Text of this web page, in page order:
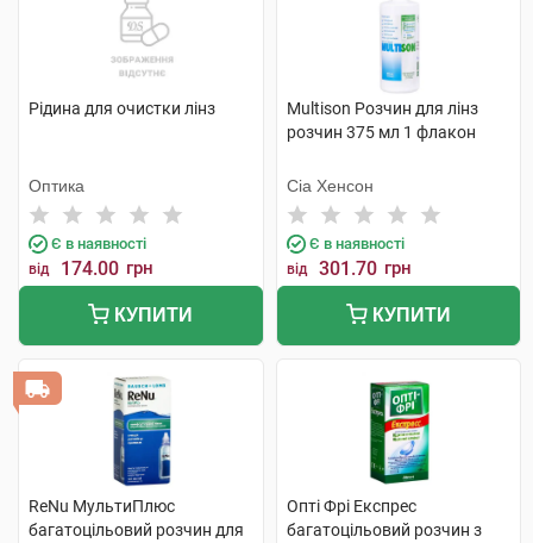
Рідина для очистки лінз
Оптика
Є в наявності
від 174.00 грн
КУПИТИ
Multison Розчин для лінз
розчин 375 мл 1 флакон
Сіа Хенсон
Є в наявності
від 301.70 грн
КУПИТИ
ReNu МультиПлюс
багатоцільовий розчин для
Опті Фрі Експрес
багатоцільовий розчин з